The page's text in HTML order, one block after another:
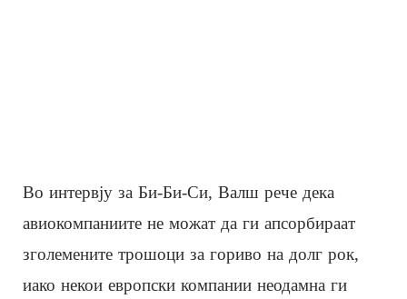
Во интервју за Би-Би-Си, Валш рече дека
авиокомпаниите не можат да ги апсорбираат
зголемените трошоци за гориво на долг рок,
иако некои европски компании неодамна ги